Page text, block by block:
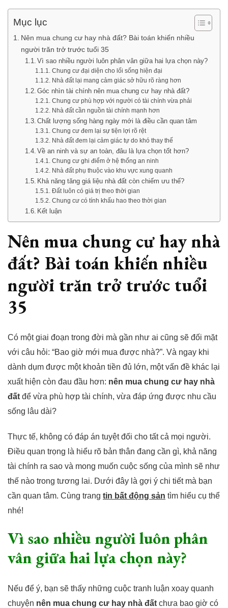
Mục lục
Nên mua chung cư hay nhà đất? Bài toán khiến nhiều
người trăn trở trước tuổi 35
Vì sao nhiều người luôn phân vân giữa hai lựa chọn này?
Chung cư đại diện cho lối sống hiện đại
Nhà đất lại mang cảm giác sở hữu rõ ràng hơn
Góc nhìn tài chính nên mua chung cư hay nhà đất?
Chung cư phù hợp với người có tài chính vừa phải
Nhà đất cần nguồn tài chính mạnh hơn
Chất lượng sống hàng ngày mới là điều cần quan tâm
Chung cư đem lại sự tiện lợi rõ rệt
Nhà đất đem lại cảm giác tự do khó thay thế
Về an ninh và sự an toàn, đâu là lựa chọn tốt hơn?
Chung cư ghi điểm ở hệ thống an ninh
Nhà đất phụ thuộc vào khu vực xung quanh
Khả năng tăng giá liệu nhà đất còn chiếm ưu thế?
Đất luôn có giá trị theo thời gian
Chung cư có tính khấu hao theo thời gian
Kết luận
Nên mua chung cư hay nhà
đất? Bài toán khiến nhiều
người trăn trở trước tuổi
35
Có một giai đoạn trong đời mà gần như ai cũng sẽ đối mặt
với câu hỏi: “Bao giờ mới mua được nhà?”. Và ngay khi
dành dụm được một khoản tiền đủ lớn, một vấn đề khác lại
xuất hiện còn đau đầu hơn: nên mua chung cư hay nhà
đất để vừa phù hợp tài chính, vừa đáp ứng được nhu cầu
sống lâu dài?
Thực tế, không có đáp án tuyệt đối cho tất cả mọi người.
Điều quan trọng là hiểu rõ bản thân đang cần gì, khả năng
tài chính ra sao và mong muốn cuộc sống của mình sẽ như
thế nào trong tương lai. Dưới đây là gợi ý chi tiết mà bạn
cần quan tâm. Cùng trang tin bất động sản tìm hiểu cụ thể
nhé!
Vì sao nhiều người luôn phân
vân giữa hai lựa chọn này?
Nếu để ý, bạn sẽ thấy những cuộc tranh luận xoay quanh
chuyện nên mua chung cư hay nhà đất chưa bao giờ có